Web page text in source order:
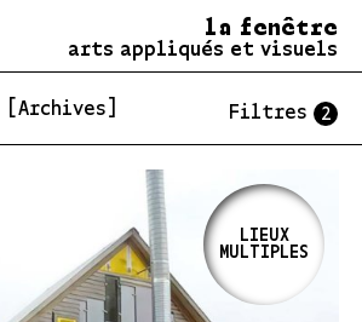
la fenêtre
arts appliqués et visuels
[Archives] Filtres 2
LIEUX
MULTIPLES